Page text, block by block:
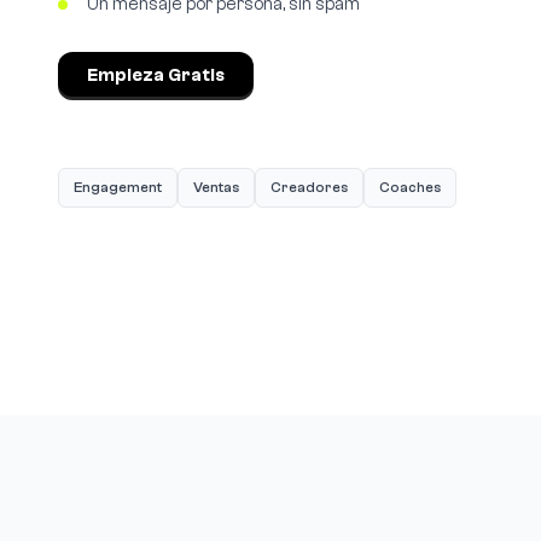
Un mensaje por persona, sin spam
Empieza Gratis
Engagement Ventas Creadores Coaches